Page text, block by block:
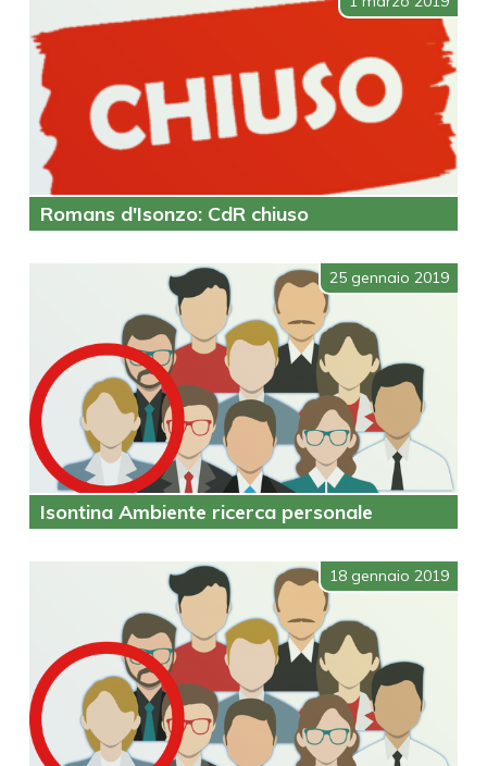
Romans d'Isonzo: CdR chiuso
25 gennaio 2019
Isontina Ambiente ricerca personale
18 gennaio 2019